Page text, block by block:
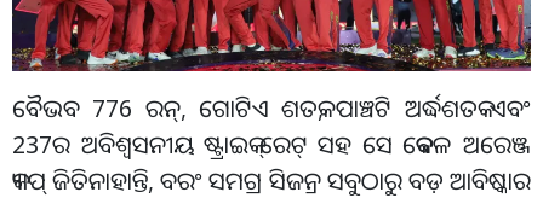
ବୈଭବ 776 ରନ୍, ଗୋଟିଏ ଶତକ, ପାଞ୍ଚଟି ଅର୍ଦ୍ଧଶତକ ଏବଂ
237ର ଅବିଶ୍ୱସନୀୟ ଷ୍ଟ୍ରାଇକ୍ ରେଟ୍ ସହ ସେ କେବଳ ଅରେଞ୍ଜ
କ୍ୟାପ୍ ଜିତିନାହାନ୍ତି, ବରଂ ସମଗ୍ର ସିଜନ୍ର ସବୁଠାରୁ ବଡ଼ ଆବିଷ୍କାର